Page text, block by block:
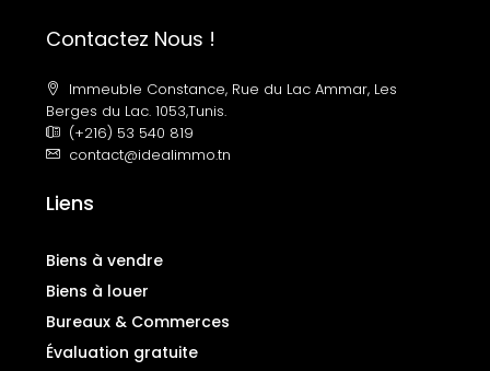
Contactez Nous !
Immeuble Constance, Rue du Lac Ammar, Les
Berges du Lac. 1053,Tunis.
(+216) 53 540 819
contact@idealimmo.tn
Liens
Biens à vendre
Biens à louer
Bureaux & Commerces
Évaluation gratuite